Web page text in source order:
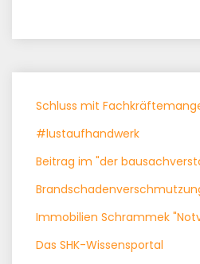
Schluss mit
#lustaufhandwerk
Beitrag im "der
Immobilien Schrammek
Das SHK-Wissensportal